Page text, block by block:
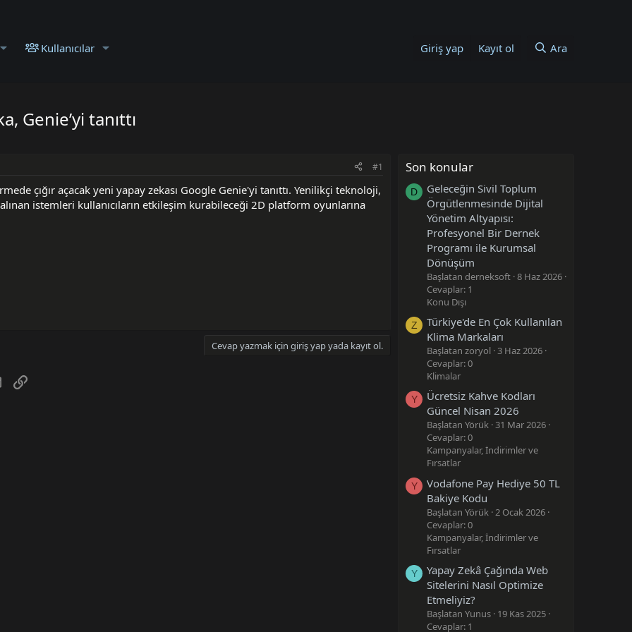
Kullanıcılar Giriş yap Kayıt ol Ara
Genie’yi tanıttı
#1
çığır açacak yeni yapay zekası Google Genie'yi tanıttı. Yenilikçi teknoloji,
istemleri kullanıcıların etkileşim kurabileceği 2D platform oyunlarına
Cevap yazmak için giriş yap yada kayıt ol.
E-postaLink
Son konular
D
Geleceğin Sivil Toplum
Örgütlenmesinde Dijital
Yönetim Altyapısı:
Profesyonel Bir Dernek
Programı ile Kurumsal
Dönüşüm
Başlatan derneksoft 8 Haz 2026
Cevaplar: 1
Konu Dışı
Z
Türkiye'de En Çok Kullanılan
Klima Markaları
Başlatan zoryol 3 Haz 2026
Cevaplar: 0
Klimalar
Y
Ücretsiz Kahve Kodları
Güncel Nisan 2026
Başlatan Yörük 31 Mar 2026
Cevaplar: 0
Kampanyalar, İndirimler ve
Fırsatlar
Y
Vodafone Pay Hediye 50 TL
Bakiye Kodu
Başlatan Yörük 2 Ocak 2026
Cevaplar: 0
Kampanyalar, İndirimler ve
Fırsatlar
Y
Yapay Zekâ Çağında Web
Sitelerini Nasıl Optimize
Etmeliyiz?
Başlatan Yunus 19 Kas 2025
Cevaplar: 1